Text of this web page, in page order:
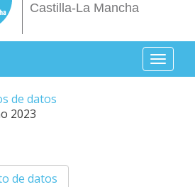
Castilla-La Mancha
Toggle
de datos
2023
de datos